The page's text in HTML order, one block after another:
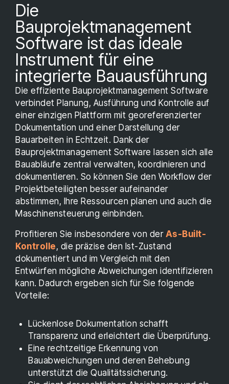
Die
Bauprojektmanagement
Software ist das ideale
Instrument für eine
integrierte Bauausführung
Die effiziente Bauprojektmanagement Software
verbindet Planung, Ausführung und Kontrolle auf
einer einzigen Plattform mit georeferenzierter
Dokumentation und einer Darstellung der
Bauarbeiten in Echtzeit. Dank der
Bauprojektmanagement Software lassen sich alle
Bauabläufe zentral verwalten, koordinieren und
dokumentieren. So können Sie den Workflow der
Projektbeteiligten besser aufeinander
abstimmen, Ihre Ressourcen planen und auch die
Maschinensteuerung einbinden.
Profitieren Sie insbesondere von der As-Built-
Kontrolle, die präzise den Ist-Zustand
dokumentiert und im Vergleich mit den
Entwürfen mögliche Abweichungen identifizieren
kann. Dadurch ergeben sich für Sie folgende
Vorteile:
Lückenlose Dokumentation schafft
Transparenz und erleichtert die Überprüfung.
Eine rechtzeitige Erkennung von
Bauabweichungen und deren Behebung
unterstützt die Qualitätssicherung.